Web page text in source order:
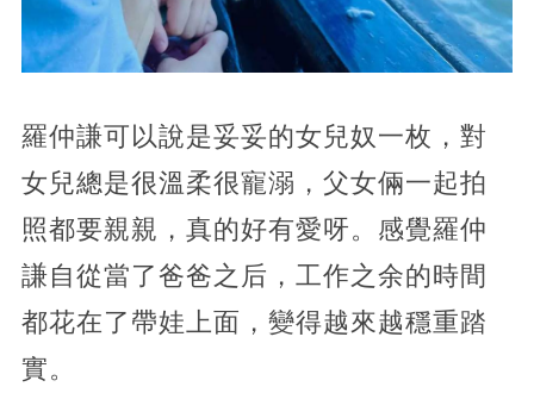
羅仲謙可以說是妥妥的女兒奴一枚，對
女兒總是很溫柔很寵溺，父女倆一起拍
照都要親親，真的好有愛呀。感覺羅仲
謙自從當了爸爸之后，工作之余的時間
都花在了帶娃上面，變得越來越穩重踏
實。